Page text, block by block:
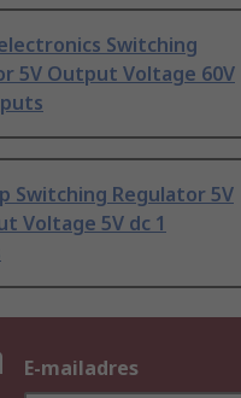
Switching
5V Output Voltage 60V
Switching Regulator 5V
Voltage 5V dc 1
E-mailadres